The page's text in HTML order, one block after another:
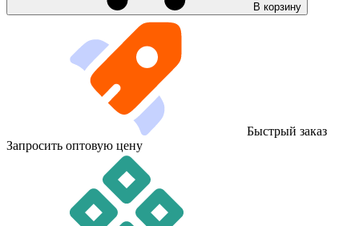
В корзину
Быстрый заказ
Запросить оптовую цену